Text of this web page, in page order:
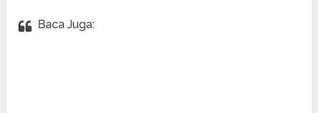
Baca Juga: